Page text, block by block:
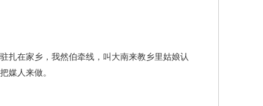
在家乡，我然伯牵线，叫大南来教乡里姑娘认
媒人来做。